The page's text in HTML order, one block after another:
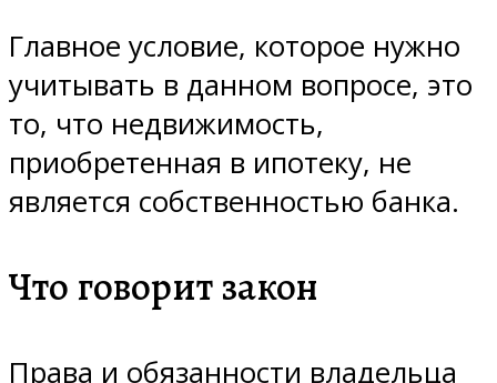
Главное условие, которое нужно
учитывать в данном вопросе, это
то, что недвижимость,
приобретенная в ипотеку, не
является собственностью банка.
Что говорит закон
Права и обязанности владельца